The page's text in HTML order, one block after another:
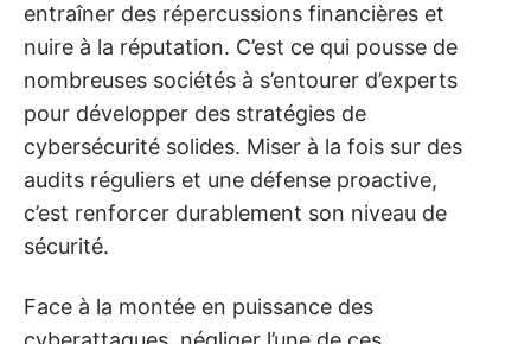
entraîner des répercussions financières et
nuire à la réputation. C’est ce qui pousse de
nombreuses sociétés à s’entourer d’experts
pour développer des stratégies de
cybersécurité solides. Miser à la fois sur des
audits réguliers et une défense proactive,
c’est renforcer durablement son niveau de
sécurité.
Face à la montée en puissance des